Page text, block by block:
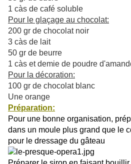
1 càs de café soluble
Pour le glaçage au chocolat:
200 gr de chocolat noir
3 càs de lait
50 gr de beurre
1 càs et demie de poudre
Pour la décoration:
100 gr de chocolat blanc
Une orange
Préparation:
Pour une bonne organisation,
dans un moule plus grand que le
pour le dressage du gâteau